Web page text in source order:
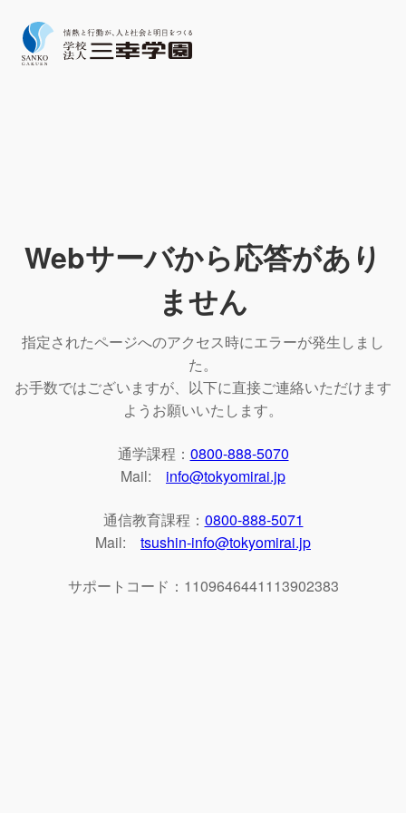
Webサーバから応答があり
ません
指定されたページへのアクセス時にエラーが発生しまし
た。
お手数ではございますが、以下に直接ご連絡いただけます
ようお願いいたします。
通学課程： 0800-888-5070
Mail: info@tokyomirai.jp
通信教育課程： 0800-888-5071
Mail: tsushin-info@tokyomirai.jp
サポートコード：1109646441113902383